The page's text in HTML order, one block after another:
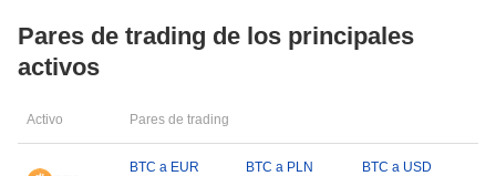
Pares de trading de los principales
activos
Activo Pares de trading
BTC a EUR BTC a PLN
BTC a USD